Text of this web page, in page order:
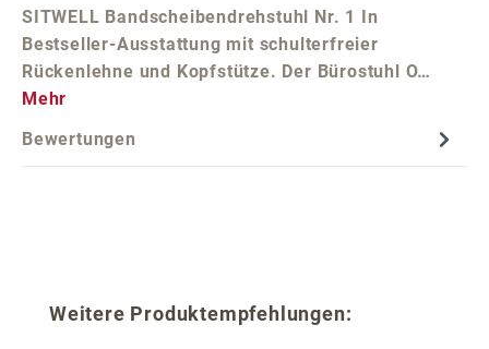
SITWELL Bandscheibendrehstuhl Nr. 1 In
Bestseller-Ausstattung mit schulterfreier
Rückenlehne und Kopfstütze. Der Bürostuhl O…
Mehr
Bewertungen
Produktgalerie überspringen
Weitere Produktempfehlungen: